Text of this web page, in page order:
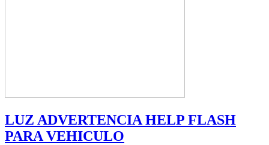
LUZ ADVERTENCIA HELP FLASH
PARA VEHICULO